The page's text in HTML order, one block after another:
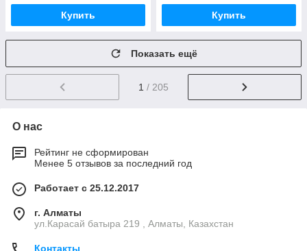
Купить Купить
Показать ещё
1 / 205
О нас
Рейтинг не сформирован
Менее 5 отзывов за последний год
Работает с 25.12.2017
г. Алматы
ул.Карасай батыра 219 , Алматы, Казахстан
Контакты